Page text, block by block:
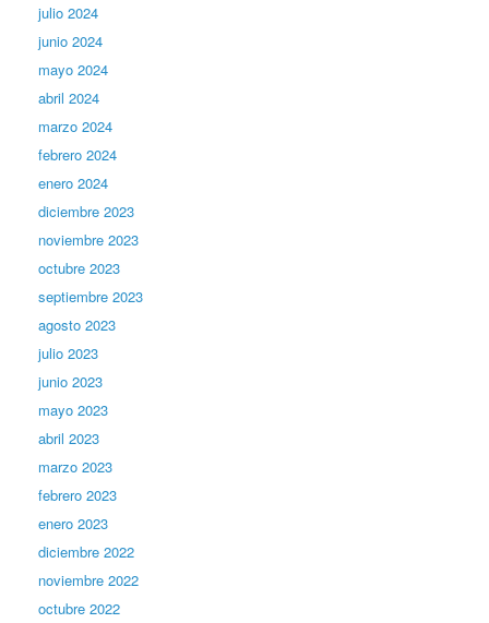
julio 2024
junio 2024
mayo 2024
abril 2024
marzo 2024
febrero 2024
enero 2024
diciembre 2023
noviembre 2023
octubre 2023
septiembre 2023
agosto 2023
julio 2023
junio 2023
mayo 2023
abril 2023
marzo 2023
febrero 2023
enero 2023
diciembre 2022
noviembre 2022
octubre 2022